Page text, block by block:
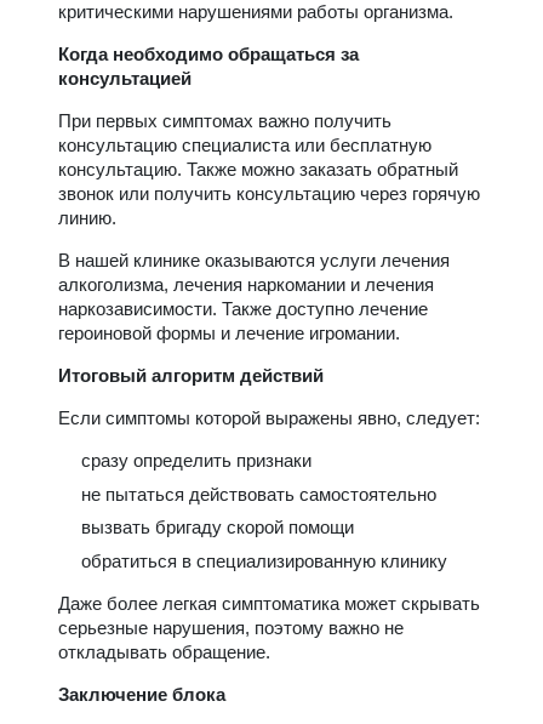
критическими нарушениями работы организма.
Когда необходимо обращаться за
консультацией
При первых симптомах важно получить
консультацию специалиста или бесплатную
консультацию. Также можно заказать обратный
звонок или получить консультацию через горячую
линию.
В нашей клинике оказываются услуги лечения
алкоголизма, лечения наркомании и лечения
наркозависимости. Также доступно лечение
героиновой формы и лечение игромании.
Итоговый алгоритм действий
Если симптомы которой выражены явно, следует:
сразу определить признаки
не пытаться действовать самостоятельно
вызвать бригаду скорой помощи
обратиться в специализированную клинику
Даже более легкая симптоматика может скрывать
серьезные нарушения, поэтому важно не
откладывать обращение.
Заключение блока